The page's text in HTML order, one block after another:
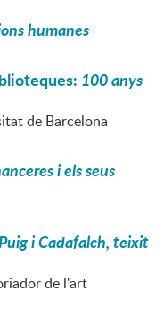
humanes
100 anys
de Barcelona
i els seus
i Cadafalch, teixit
de l'art